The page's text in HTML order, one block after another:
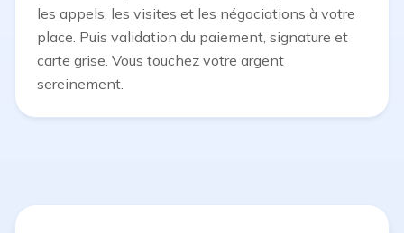
les appels, les visites et les négociations à votre
place. Puis validation du paiement, signature et
carte grise. Vous touchez votre argent
sereinement.